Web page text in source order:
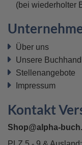
(bei wiederholter
Über uns
Unsere
Stellenangebote
Impressum
Kontakt
Shop@alpha-